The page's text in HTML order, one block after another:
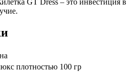
GT Dress – это инвестиция в
плотностью 100 гр